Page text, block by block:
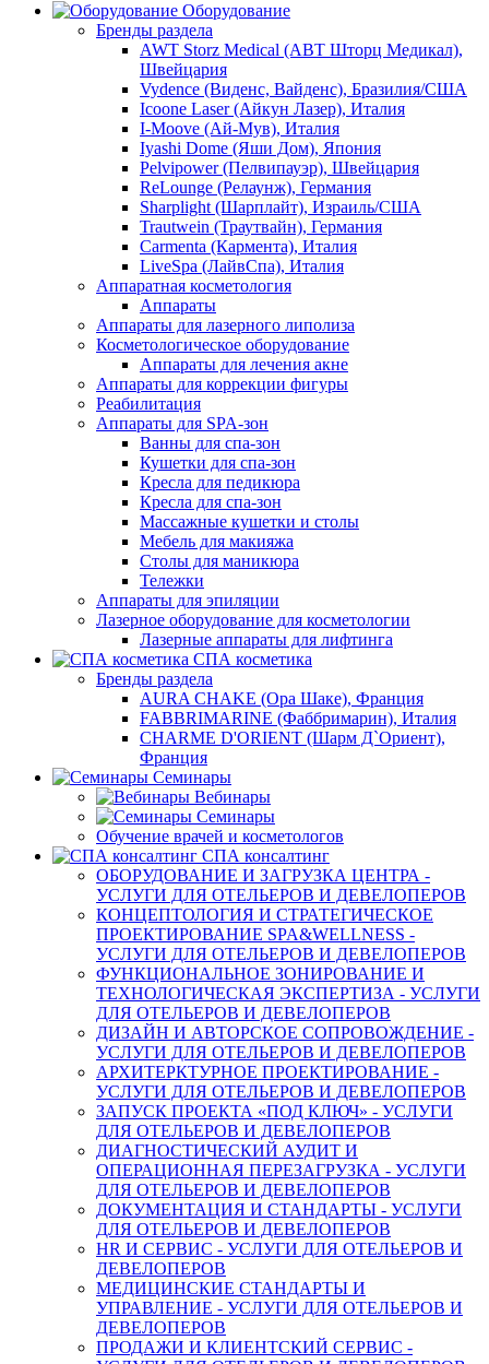
Оборудование
Бренды раздела
AWT Storz Medical (АВТ Шторц Медикал),
Швейцария
Vydence (Виденс, Вайденс), Бразилия/США
Icoone Laser (Айкун Лазер), Италия
I-Moove (Ай-Мув), Италия
Iyashi Dome (Яши Дом), Япония
Pelvipower (Пелвипауэр), Швейцария
ReLounge (Релаунж), Германия
Sharplight (Шарплайт), Израиль/США
Trautwein (Траутвайн), Германия
Carmenta (Кармента), Италия
LiveSpa (ЛайвСпа), Италия
Аппаратная косметология
Аппараты
Аппараты для лазерного липолиза
Косметологическое оборудование
Аппараты для лечения акне
Аппараты для коррекции фигуры
Реабилитация
Аппараты для SPA-зон
Ванны для спа-зон
Кушетки для спа-зон
Кресла для педикюра
Кресла для спа-зон
Массажные кушетки и столы
Мебель для макияжа
Столы для маникюра
Тележки
Аппараты для эпиляции
Лазерное оборудование для косметологии
Лазерные аппараты для лифтинга
СПА косметика
Бренды раздела
AURA CHAKE (Ора Шаке), Франция
FABBRIMARINE (Фаббримарин), Италия
CHARME D'ORIENT (Шарм Д`Ориент),
Франция
Семинары
Вебинары
Семинары
Обучение врачей и косметологов
СПА консалтинг
ОБОРУДОВАНИЕ И ЗАГРУЗКА ЦЕНТРА -
УСЛУГИ ДЛЯ ОТЕЛЬЕРОВ И ДЕВЕЛОПЕРОВ
КОНЦЕПТОЛОГИЯ И СТРАТЕГИЧЕСКОЕ
ПРОЕКТИРОВАНИЕ SPA&WELLNESS -
УСЛУГИ ДЛЯ ОТЕЛЬЕРОВ И ДЕВЕЛОПЕРОВ
ФУНКЦИОНАЛЬНОЕ ЗОНИРОВАНИЕ И
ТЕХНОЛОГИЧЕСКАЯ ЭКСПЕРТИЗА - УСЛУГИ
ДЛЯ ОТЕЛЬЕРОВ И ДЕВЕЛОПЕРОВ
ДИЗАЙН И АВТОРСКОЕ СОПРОВОЖДЕНИЕ -
УСЛУГИ ДЛЯ ОТЕЛЬЕРОВ И ДЕВЕЛОПЕРОВ
АРХИТЕРКТУРНОЕ ПРОЕКТИРОВАНИЕ -
УСЛУГИ ДЛЯ ОТЕЛЬЕРОВ И ДЕВЕЛОПЕРОВ
ЗАПУСК ПРОЕКТА «ПОД КЛЮЧ» - УСЛУГИ
ДЛЯ ОТЕЛЬЕРОВ И ДЕВЕЛОПЕРОВ
ДИАГНОСТИЧЕСКИЙ АУДИТ И
ОПЕРАЦИОННАЯ ПЕРЕЗАГРУЗКА - УСЛУГИ
ДЛЯ ОТЕЛЬЕРОВ И ДЕВЕЛОПЕРОВ
ДОКУМЕНТАЦИЯ И СТАНДАРТЫ - УСЛУГИ
ДЛЯ ОТЕЛЬЕРОВ И ДЕВЕЛОПЕРОВ
HR И СЕРВИС - УСЛУГИ ДЛЯ ОТЕЛЬЕРОВ И
ДЕВЕЛОПЕРОВ
МЕДИЦИНСКИЕ СТАНДАРТЫ И
УПРАВЛЕНИЕ - УСЛУГИ ДЛЯ ОТЕЛЬЕРОВ И
ДЕВЕЛОПЕРОВ
ПРОДАЖИ И КЛИЕНТСКИЙ СЕРВИС -